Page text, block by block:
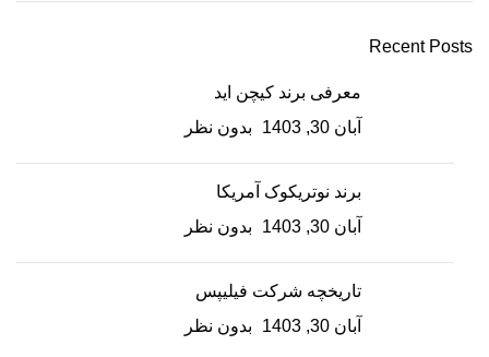
Recent Posts
معرفی برند کیچن اید
آبان 30, 1403
بدون نظر
برند نوتریکوک آمریکا
آبان 30, 1403
بدون نظر
تاریخچه شرکت فیلیپس
آبان 30, 1403
بدون نظر